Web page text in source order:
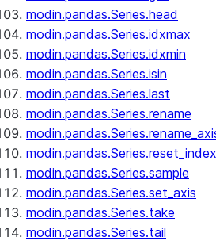
modin.pandas.Series.head
modin.pandas.Series.idxmax
modin.pandas.Series.idxmin
modin.pandas.Series.isin
modin.pandas.Series.last
modin.pandas.Series.rename
modin.pandas.Series.reset_index
modin.pandas.Series.sample
modin.pandas.Series.set_axis
modin.pandas.Series.take
modin.pandas.Series.tail